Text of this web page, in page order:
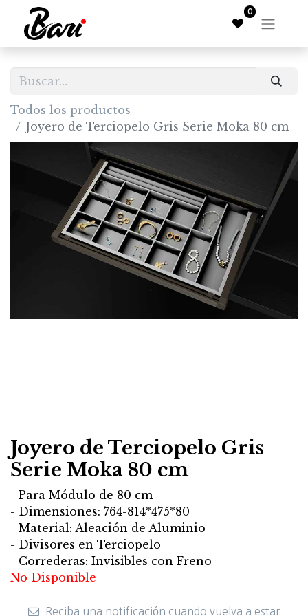
0
Todos los productos
Joyero de Terciopelo Gris Serie Moka 80 cm
Joyero de Terciopelo Gris
Serie Moka 80 cm
- Para Módulo de 80 cm
- Dimensiones: 764-814*475*80
- Material: Aleación de Aluminio
- Divisores en Terciopelo
- Correderas: Invisibles con Freno
No Disponible
Reciba una notificación cuando vuelva a estar